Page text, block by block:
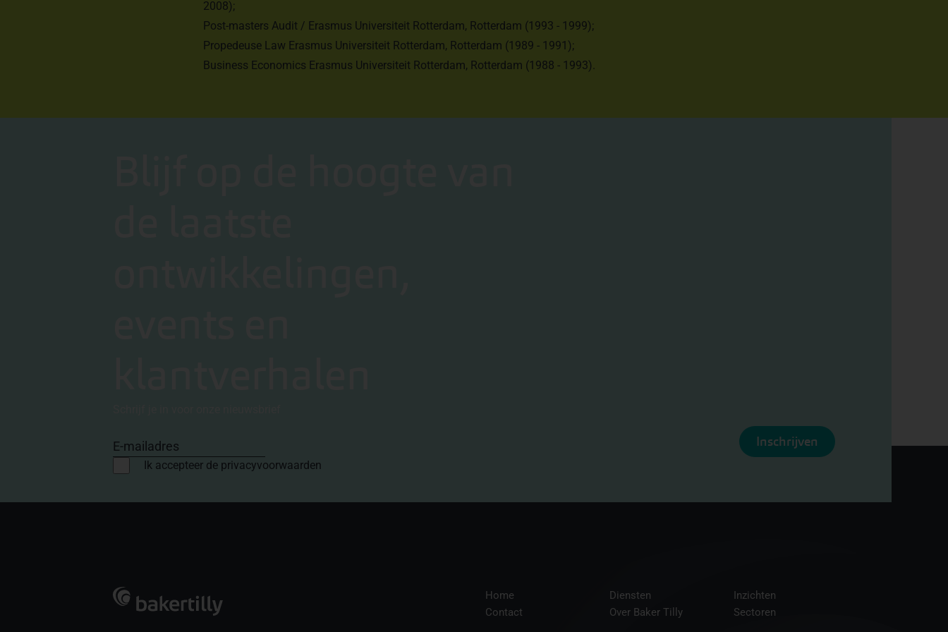
2008);
Post-masters Audit / Erasmus Universiteit Rotterdam, Rotterdam (1993 - 1999);
Propedeuse Law Erasmus Universiteit Rotterdam, Rotterdam (1989 - 1991);
Business Economics Erasmus Universiteit Rotterdam, Rotterdam (1988 - 1993).
E-mailadres Inschrijven
Ik accepteer de privacyvoorwaarden
Home
Contact
Diensten
Over Baker Tilly
Inzichten
Sectoren